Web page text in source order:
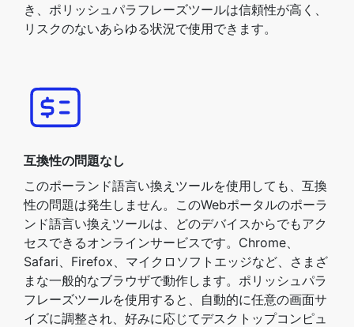
き、ポリッシュパラフレーズツールは信頼性が高く、
リスクのないあらゆる状況で使用できます。
互換性の問題なし
このポーランド語言い換えツールを使用しても、互換
性の問題は発生しません。このWebポータルのポーラ
ンド語言い換えツールは、どのデバイスからでもアク
セスできるオンラインサービスです。Chrome、
Safari、Firefox、マイクロソフトエッジなど、さまざ
まな一般的なブラウザで動作します。ポリッシュパラ
フレーズツールを使用すると、自動的に任意の画面サ
イズに調整され、好みに応じてデスクトップコンピュ